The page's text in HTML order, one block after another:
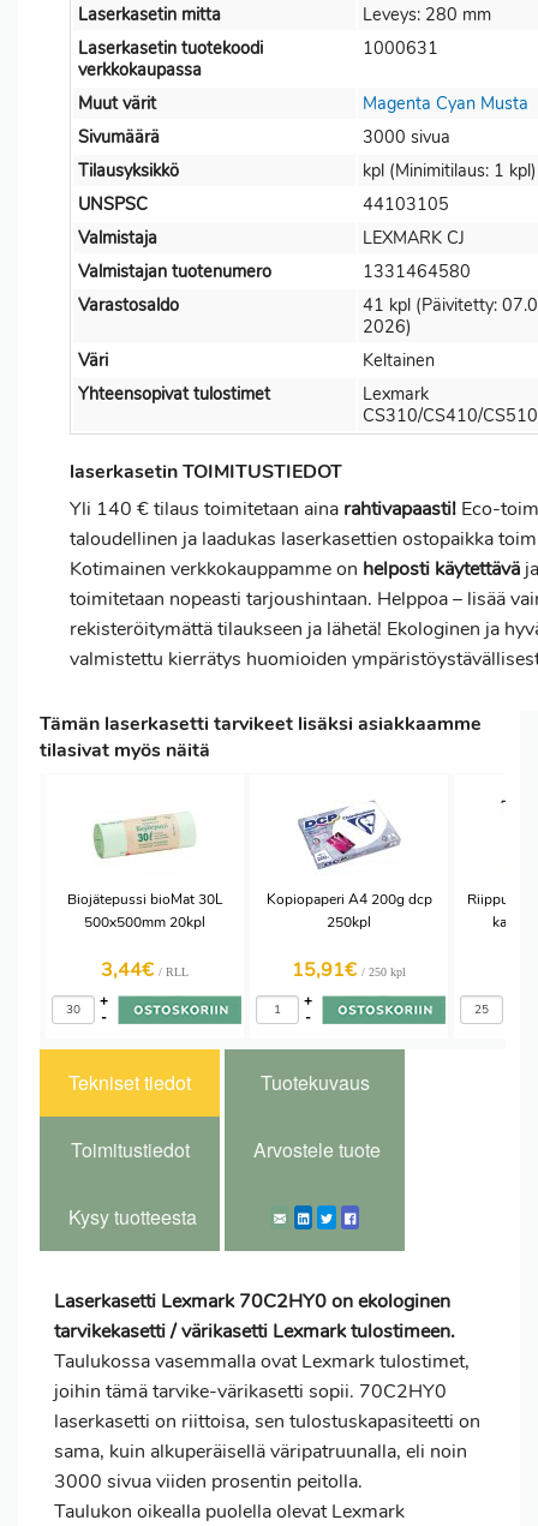
Laserkasetin mitta
Leveys: 280 mm
Laserkasetin tuotekoodi
verkkokaupassa
1000631
Muut värit Magenta Cyan Musta
Sivumäärä
3000 sivua
Tilausyksikkö
kpl (Minimitilaus: 1 kpl)
UNSPSC
44103105
Valmistaja
LEXMARK CJ
Valmistajan tuotenumero
1331464580
Varastosaldo
41 kpl (Päivitetty:
2026)
Väri
Keltainen
Yhteensopivat tulostimet
Lexmark
CS310/CS410/CS510
laserkasetin TOIMITUSTIEDOT
Yli 140 € tilaus toimitetaan aina rahtivapaasti! Eco-
taloudellinen ja laadukas laserkasettien ostopaikka
Kotimainen verkkokauppamme on helposti käytettävä
toimitetaan nopeasti tarjoushintaan. Helppoa – lisää
rekisteröitymättä tilaukseen ja lähetä! Ekologinen ja
valmistettu kierrätys huomioiden
Tämän laserkasetti tarvikeet lisäksi asiakkaamme
tilasivat myös näitä
Biojätepussi bioMat 30L
500x500mm 20kpl
3,44€ / RLL
-
+
Kopiopaperi A4 200g dcp
250kpl
15,91€ / 250 kpl
-
+
Tekniset tiedot Tuotekuvaus
Toimitustiedot Arvostele tuote
Kysy tuotteesta
Laserkasetti Lexmark 70C2HY0 on ekologinen
tarvikekasetti / värikasetti Lexmark tulostimeen.
Taulukossa vasemmalla ovat Lexmark tulostimet,
joihin tämä tarvike-värikasetti sopii. 70C2HY0
laserkasetti on riittoisa, sen tulostuskapasiteetti on
sama, kuin alkuperäisellä väripatruunalla, eli noin
3000 sivua viiden prosentin peitolla.
Taulukon oikealla puolella olevat Lexmark